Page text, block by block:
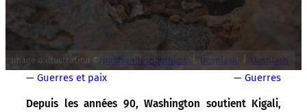
Image d’illustration © paulvanlieshouthunt Unsplash Unsplash
— Guerres et paix — Guerres
Depuis les années 90, Washington soutient Kigali,